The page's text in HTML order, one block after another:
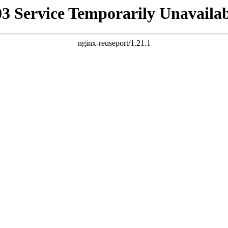
Service Temporarily
nginx-reuseport/1.21.1